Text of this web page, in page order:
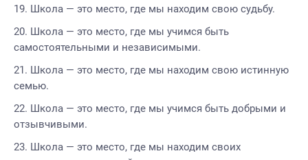
Школа — это место, где мы находим свою судьбу.
Школа — это место, где мы учимся быть
самостоятельными и независимыми.
Школа — это место, где мы находим свою истинную
семью.
Школа — это место, где мы учимся быть добрыми и
отзывчивыми.
Школа — это место, где мы находим своих